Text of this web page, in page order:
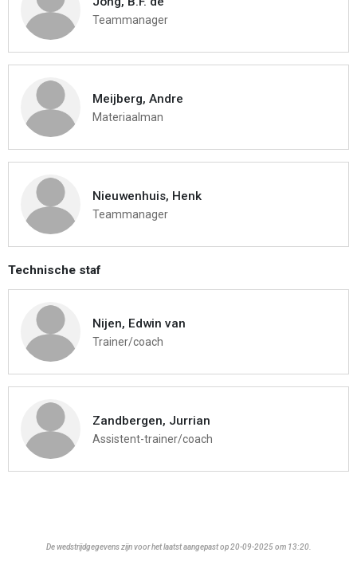
Teammanager
Meijberg, Andre
Materiaalman
Nieuwenhuis, Henk
Teammanager
Technische staf
Nijen, Edwin van
Trainer/coach
Zandbergen, Jurrian
Assistent-trainer/coach
De wedstrijdgegevens zijn voor het laatst aangepast op 20-09-2025 om 13:20.